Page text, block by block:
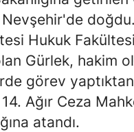
Hukuk
Gürlek, hakim
görev
Ağır Ceza
atandı.